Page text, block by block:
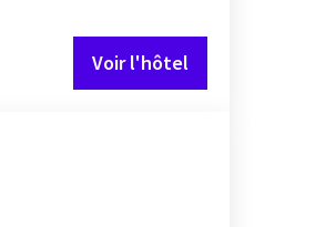
Voir l'hôtel